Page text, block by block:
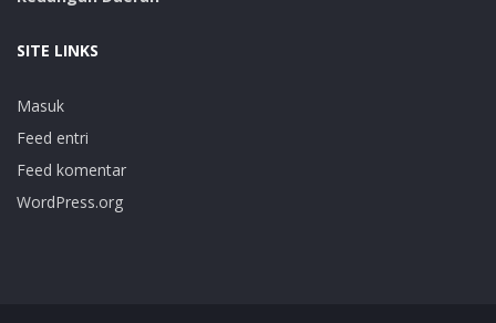
SITE LINKS
Masuk
Feed entri
Feed komentar
WordPress.org